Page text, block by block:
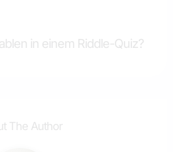
in einem Riddle-Quiz?
The Author